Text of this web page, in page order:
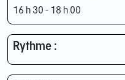
16 h 30 - 18 h 00
Rythme :